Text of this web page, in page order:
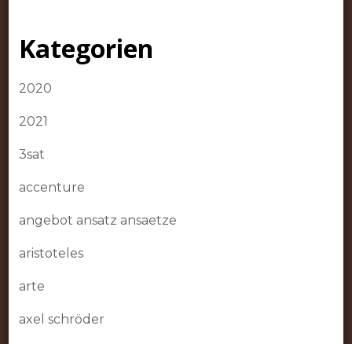
Kategorien
2020
2021
3sat
accenture
angebot ansatz ansaetze
aristoteles
arte
axel schröder